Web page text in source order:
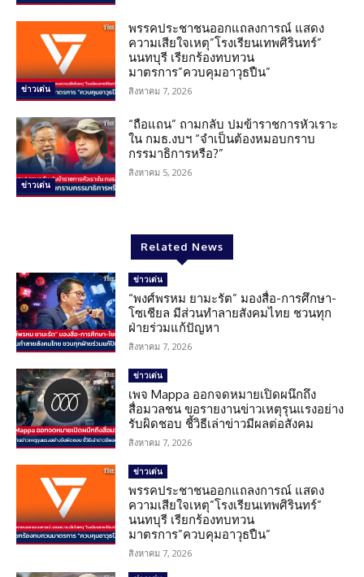
ข่าวเด่น
พรรคประชาชนออกแถลงการณ์ แสดง
ความเสียใจเหตุ”โรงเรียนเทพศิรินทร์”
นนทบุรี เรียกร้องทบทวน
มาตรการ”ควบคุมอาวุธปืน”
สิงหาคม 7, 2026
ข่าวเด่น
“ถือแถน” ถามกลับ ปมข้าราชการหัวเราะ
ใน กมธ.งบฯ “จำเป็นต้องหมอบกราบ
กรรมาธิการหรือ?”
สิงหาคม 5, 2026
Related News
ข่าวเด่น
“พงศ์พรหม ยามะรัต” มองสื่อ-การศึกษา-
โซเชียล มีส่วนทำลายสังคมไทย ชวนทุก
ฝ่ายร่วมแก้ปัญหา
สิงหาคม 7, 2026
ข่าวเด่น
เพจ Mappa ออกจดหมายเปิดผนึกถึง
สื่อมวลชน ขอรายงานข่าวเหตุรุนแรงอย่าง
รับผิดชอบ ชี้วิธีเล่าข่าวมีผลต่อสังคม
สิงหาคม 7, 2026
ข่าวเด่น
พรรคประชาชนออกแถลงการณ์ แสดง
ความเสียใจเหตุ”โรงเรียนเทพศิรินทร์”
นนทบุรี เรียกร้องทบทวน
มาตรการ”ควบคุมอาวุธปืน”
สิงหาคม 7, 2026